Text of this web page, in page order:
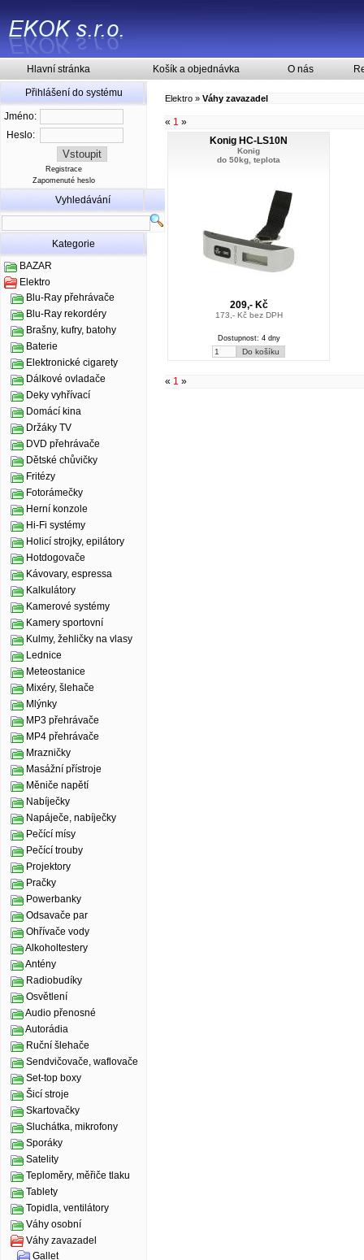
Hlavní stránka Košík a objednávka O nás
Přihlášení do systému
Jméno:
Heslo:
Registrace
Zapomenuté heslo
Vyhledávání
Kategorie
BAZAR
Elektro
Blu-Ray přehrávače
Blu-Ray rekordéry
Brašny, kufry, batohy
Baterie
Elektronické cigarety
Dálkové ovladače
Deky vyhřívací
Domácí kina
Držáky TV
DVD přehrávače
Dětské chůvičky
Fritézy
Fotorámečky
Herní konzole
Hi-Fi systémy
Holicí strojky, epilátory
Hotdogovače
Kávovary, espressa
Kalkulátory
Kamerové systémy
Kamery sportovní
Kulmy, žehličky na vlasy
Lednice
Meteostanice
Mixéry, šlehače
Mlýnky
MP3 přehrávače
MP4 přehrávače
Mrazničky
Masážní přístroje
Měniče napětí
Nabíječky
Napáječe, nabíječky
Pečící mísy
Pečící trouby
Projektory
Pračky
Powerbanky
Odsavače par
Ohřívače vody
Alkoholtestery
Antény
Radiobudíky
Osvětlení
Audio přenosné
Autorádia
Ruční šlehače
Sendvičovače, waflovače
Set-top boxy
Šicí stroje
Skartovačky
Sluchátka, mikrofony
Sporáky
Satelity
Teploměry, měřiče tlaku
Tablety
Topidla, ventilátory
Váhy osobní
Váhy zavazadel
Gallet
Elektro » Váhy zavazadel
« 1 »
Konig HC-LS10N
Konig
do 50kg, teplota
209,- Kč
173,- Kč bez DPH
Dostupnost: 4 dny
« 1 »